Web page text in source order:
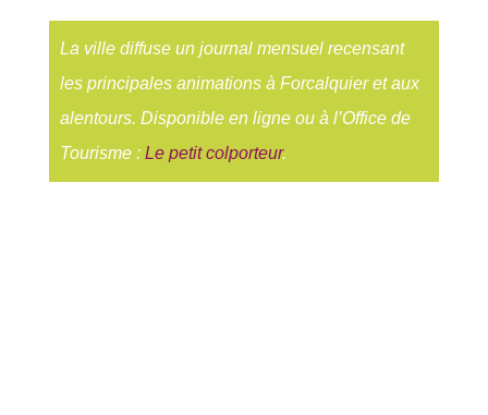
La ville diffuse un journal mensuel recensant
les principales animations à Forcalquier et aux
alentours. Disponible en ligne ou à l’Office de
Tourisme : Le petit colporteur.